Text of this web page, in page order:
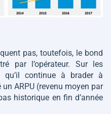
pas, toutefois, le bond
par l’opérateur. Sur les
qu’il continue à brader à
un ARPU (revenu moyen par
historique en fin d’année